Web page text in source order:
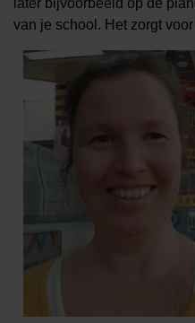
later bijvoorbeeld op de
van je school. Het zorgt voor